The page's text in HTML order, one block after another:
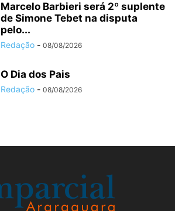
Marcelo Barbieri será 2º suplente
de Simone Tebet na disputa
pelo...
Redação - 08/08/2026
O Dia dos Pais
Redação - 08/08/2026